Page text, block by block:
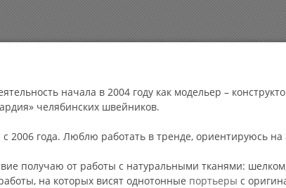
начала в 2004 году как модельер –
челябинских швейников.
2006 года. Люблю работать в тренде, ориентируюсь
получаю от работы с натуральными тканями:
на которых висят однотонные портьеры с